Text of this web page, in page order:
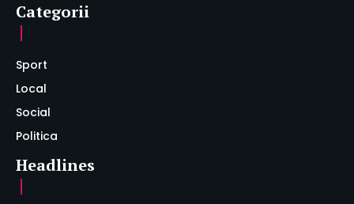
Categorii
Sport
Local
Social
Politica
Headlines